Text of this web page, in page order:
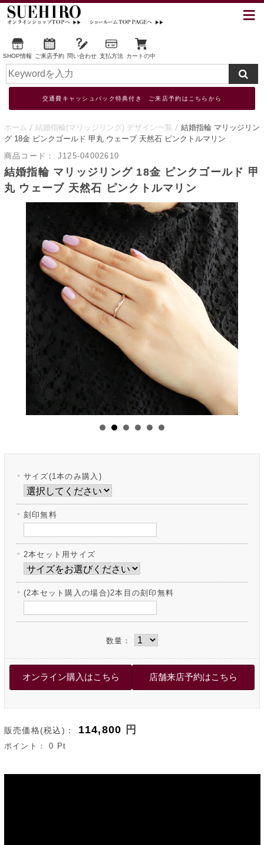
SHOP情報 ご来店予約 問い合わせ 支払方法 カートの中
交通費キャッシュバック特典付き ご来店予約はこちらから
ホーム 結婚指輪(マリッジリング) デザイン一覧
結婚指輪 マリッジリン
グ 18金 ピンクゴールド 甲丸 ウェーブ 天然石 ピンクトルマリン
商品コード：
J125-04002610
結婚指輪 マリッジリング 18金 ピンクゴールド 甲
丸 ウェーブ 天然石 ピンクトルマリン
サイズ(1本のみ購入)
刻印無料
2本セット用サイズ
(2本セット購入の場合)2本目の刻印無料
数量：
販売価格(税込)： 114,800 円
ポイント：0 Pt